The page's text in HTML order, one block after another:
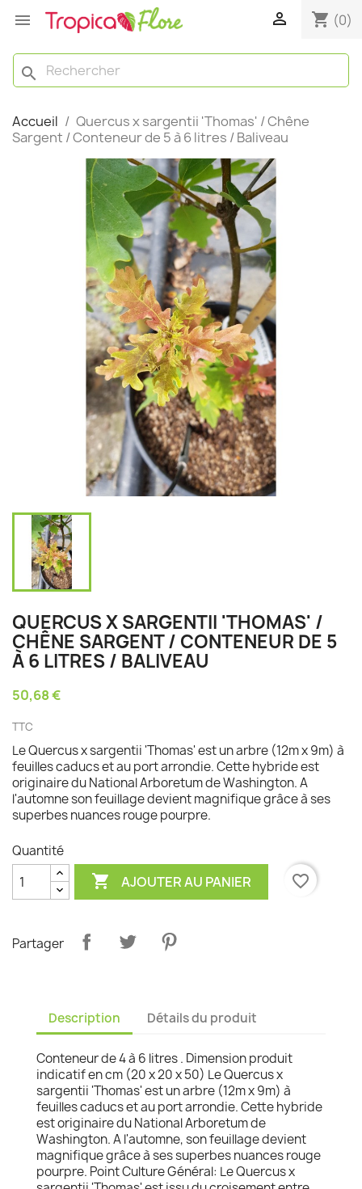
  shopping_cart (0)
search
Accueil
Quercus x sargentii 'Thomas' / Chêne
Sargent / Conteneur de 5 à 6 litres / Baliveau
QUERCUS X SARGENTII 'THOMAS' /
CHÊNE SARGENT / CONTENEUR DE 5
À 6 LITRES / BALIVEAU
50,68 €
TTC
Le Quercus x sargentii 'Thomas' est un arbre (12m x 9m) à
feuilles caducs et au port arrondie. Cette hybride est
originaire du National Arboretum de Washington. A
l'automne son feuillage devient magnifique grâce à ses
superbes nuances rouge pourpre.
Quantité
 AJOUTER AU PANIER favorite_border
Partager
Description Détails du produit
Conteneur de 4 à 6 litres . Dimension produit
indicatif en cm (20 x 20 x 50) Le Quercus x
sargentii 'Thomas' est un arbre (12m x 9m) à
feuilles caducs et au port arrondie. Cette hybride
est originaire du National Arboretum de
Washington. A l'automne, son feuillage devient
magnifique grâce à ses superbes nuances rouge
pourpre. Point Culture Général: Le Quercus x